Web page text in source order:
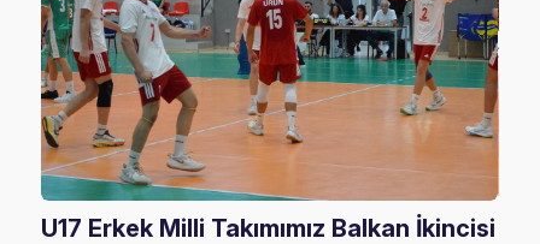
U17 Erkek Milli Takımımız Balkan İkincisi